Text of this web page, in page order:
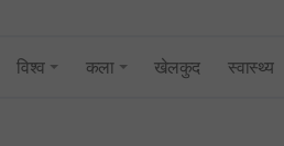
विश्व कला खेलकुद स्वास्थ्य